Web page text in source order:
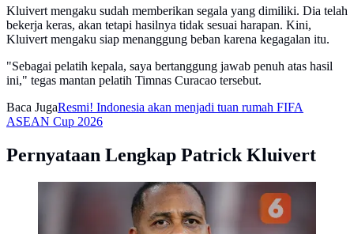
Kluivert mengaku sudah memberikan segala yang dimiliki. Dia telah
bekerja keras, akan tetapi hasilnya tidak sesuai harapan. Kini,
Kluivert mengaku siap menanggung beban karena kegagalan itu.
"Sebagai pelatih kepala, saya bertanggung jawab penuh atas hasil
ini," tegas mantan pelatih Timnas Curacao tersebut.
Baca JugaResmi! Indonesia akan menjadi tuan rumah FIFA
ASEAN Cup 2026
Pernyataan Lengkap Patrick Kluivert